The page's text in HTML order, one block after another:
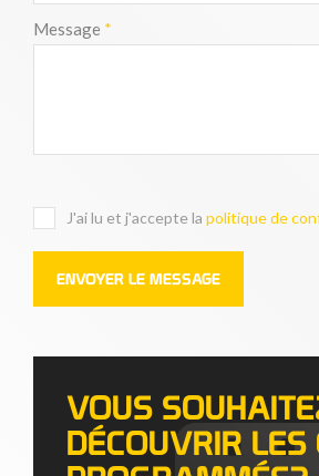
Message *
J'ai lu et j'accepte la politique de
VOUS
DÉCOUVRIR LES